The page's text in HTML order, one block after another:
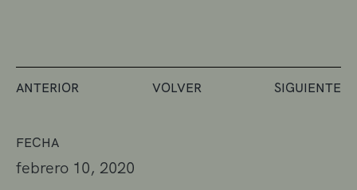
FECHA
febrero 10, 2020
ANTERIOR VOLVER SIGUIENTE